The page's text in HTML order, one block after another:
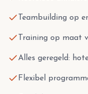
Teambuilding op
Training op maat
Alles geregeld:
Flexibel